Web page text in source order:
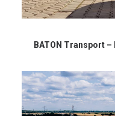
BATON Transport